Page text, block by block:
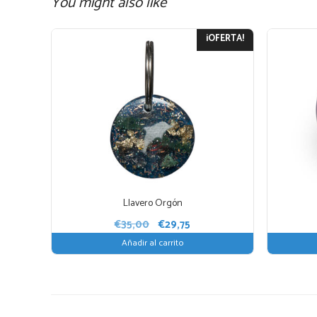
¡OFERTA!
Llavero Orgón
€35,00 El
precio
original
€29,75
actual
Añadir al carrito